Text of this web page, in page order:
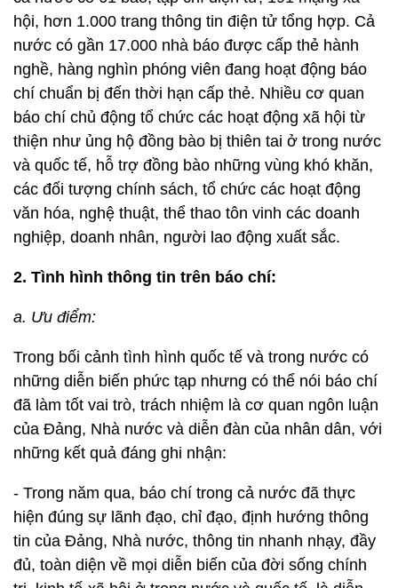
hội, hơn 1.000 trang thông tin điện tử tổng hợp. Cả
nước có gần 17.000 nhà báo được cấp thẻ hành
nghề, hàng nghìn phóng viên đang hoạt động báo
chí chuẩn bị đến thời hạn cấp thẻ. Nhiều cơ quan
báo chí chủ động tổ chức các hoạt động xã hội từ
thiện như ủng hộ đồng bào bị thiên tai ở trong nước
và quốc tế, hỗ trợ đồng bào những vùng khó khăn,
các đối tượng chính sách, tổ chức các hoạt động
văn hóa, nghệ thuật, thể thao tôn vinh các doanh
nghiệp, doanh nhân, người lao động xuất sắc.
2. Tình hình thông tin trên báo chí:
a. Ưu điểm:
Trong bối cảnh tình hình quốc tế và trong nước có
những diễn biến phức tạp nhưng có thể nói báo chí
đã làm tốt vai trò, trách nhiệm là cơ quan ngôn luận
của Đảng, Nhà nước và diễn đàn của nhân dân, với
những kết quả đáng ghi nhận:
- Trong năm qua, báo chí trong cả nước đã thực
hiện đúng sự lãnh đạo, chỉ đạo, định hướng thông
tin của Đảng, Nhà nước, thông tin nhanh nhạy, đầy
đủ, toàn diện về mọi diễn biến của đời sống chính